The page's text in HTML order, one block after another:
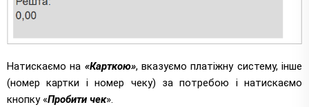
Натискаємо на «Карткою», вказуємо платіжну систему, інше
(номер картки і номер чеку) за потребою і натискаємо
кнопку «Пробити чек».